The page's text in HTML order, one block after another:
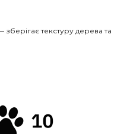
текстуру дерева та